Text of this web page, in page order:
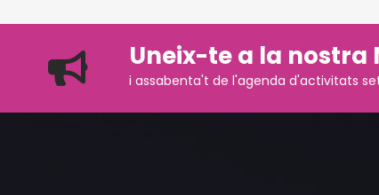
Uneix-te a la nostra
i assabenta't de l'agenda d'activitats